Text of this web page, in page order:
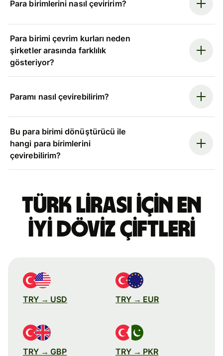
Para birimlerini nasıl çeviririm?
Para birimi çevrim kurları neden
şirketler arasında farklılık
gösteriyor?
Paramı nasıl çevirebilirim?
Bu para birimi dönüştürücü ile
hangi para birimlerini
çevirebilirim?
Türk lirası için en
iyi döviz çiftleri
TRY → USD TRY → EUR
TRY → GBP TRY → PKR